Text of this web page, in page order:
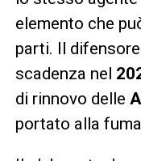
elemento che
parti. Il
scadenza nel
di rinnovo delle
portato alla